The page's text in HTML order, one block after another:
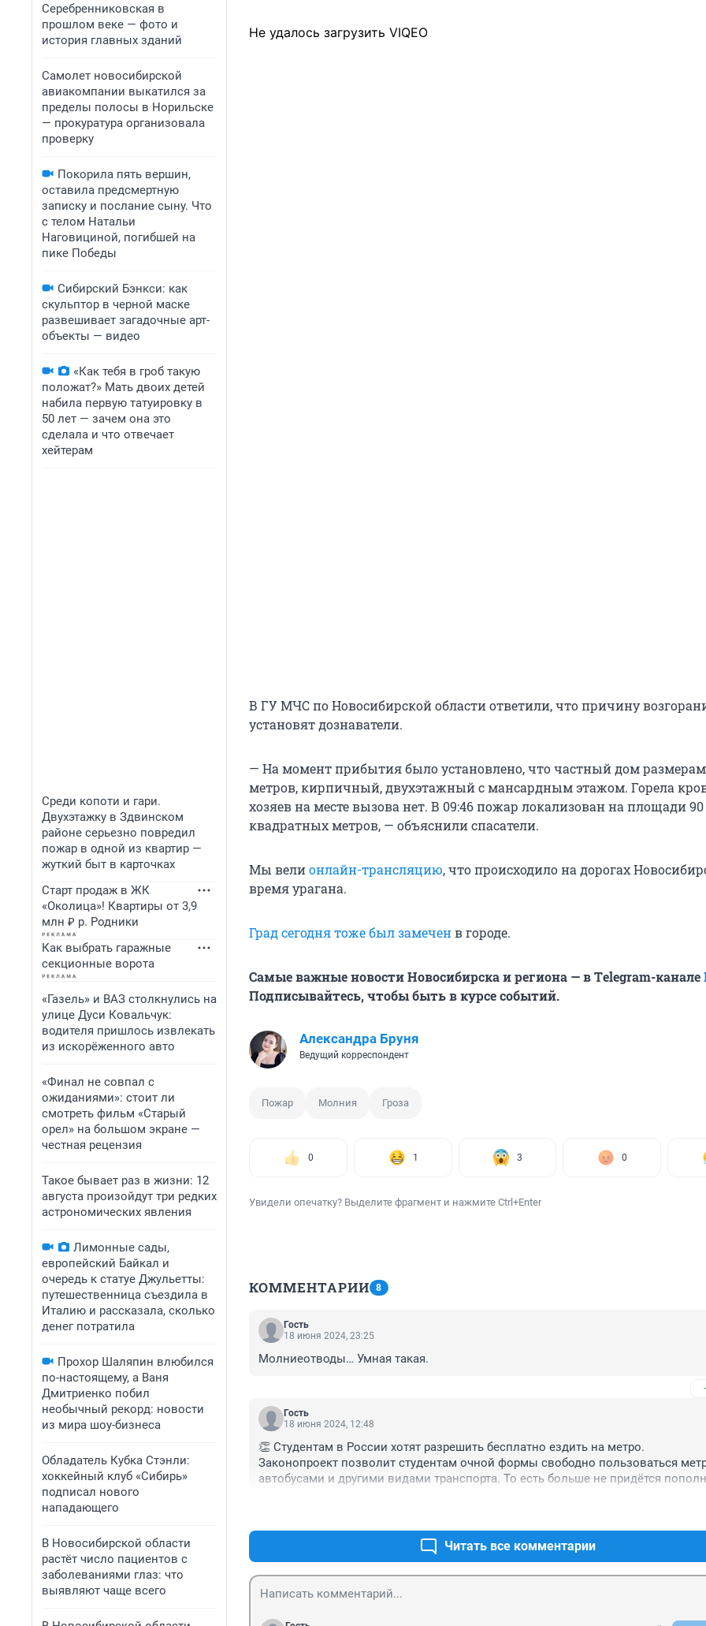
Серебренниковская в
прошлом веке — фото и
история главных зданий
Самолет новосибирской
авиакомпании выкатился за
пределы полосы в Норильске
— прокуратура организовала
проверку
Покорила пять вершин,
оставила предсмертную
записку и послание сыну. Что
с телом Натальи
Наговициной, погибшей на
пике Победы
Сибирский Бэнкси: как
скульптор в черной маске
развешивает загадочные арт-
объекты — видео
«Как тебя в гроб такую
положат?» Мать двоих детей
набила первую татуировку в
50 лет — зачем она это
сделала и что отвечает
хейтерам
Среди копоти и гари.
Двухэтажку в Здвинском
районе серьезно повредил
пожар в одной из квартир —
жуткий быт в карточках
Старт продаж в ЖК
«Околица»! Квартиры от 3,9
млн ₽ р. Родники
Как выбрать гаражные
секционные ворота
«Газель» и ВАЗ столкнулись на
улице Дуси Ковальчук:
водителя пришлось извлекать
из искорёженного авто
«Финал не совпал с
ожиданиями»: стоит ли
смотреть фильм «Старый
орел» на большом экране —
честная рецензия
Такое бывает раз в жизни: 12
августа произойдут три редких
астрономических явления
Лимонные сады,
европейский Байкал и
очередь к статуе Джульетты:
путешественница съездила в
Италию и рассказала, сколько
денег потратила
Прохор Шаляпин влюбился
по-настоящему, а Ваня
Дмитриенко побил
необычный рекорд: новости
из мира шоу-бизнеса
Обладатель Кубка Стэнли:
хоккейный клуб «Сибирь»
подписал нового
нападающего
В Новосибирской области
растёт число пациентов с
заболеваниями глаз: что
выявляют чаще всего
Не удалось загрузить VIQEO
В ГУ МЧС по Новосибирской области ответили, что причину
установят дознаватели.
— На момент прибытия было установлено, что частный дом
метров, кирпичный, двухэтажный с мансардным этажом. Горела
хозяев на месте вызова нет. В 09:46 пожар локализован на площади 90
квадратных метров, — объяснили спасатели.
Мы велионлайн-трансляцию, что происходило на дорогах
время урагана.
Град сегодня тоже был замеченв городе.
Самые важные новости Новосибирска и региона — в Тelegram-канале
Подписывайтесь, чтобы быть в курсе событий.
Александра Бруня
Ведущий корреспондент
Пожар Молния Гроза
0 1 3 0
Увидели опечатку? Выделите фрагмент и нажмите Ctrl+Enter
КОММЕНТАРИИ 8
Гость
18 июня 2024, 23:25
Молниеотводы… Умная такая.
Гость
18 июня 2024, 12:48
👏 Студентам в России хотят разрешить бесплатно ездить на метро.
Законопроект позволит студентам очной формы свободно пользоваться
автобусами и другими видами транспорта. То есть больше не придётся
Читать все комментарии